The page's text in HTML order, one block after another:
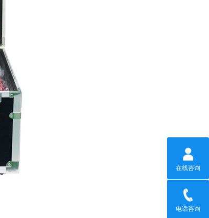
在线咨询
电话咨询